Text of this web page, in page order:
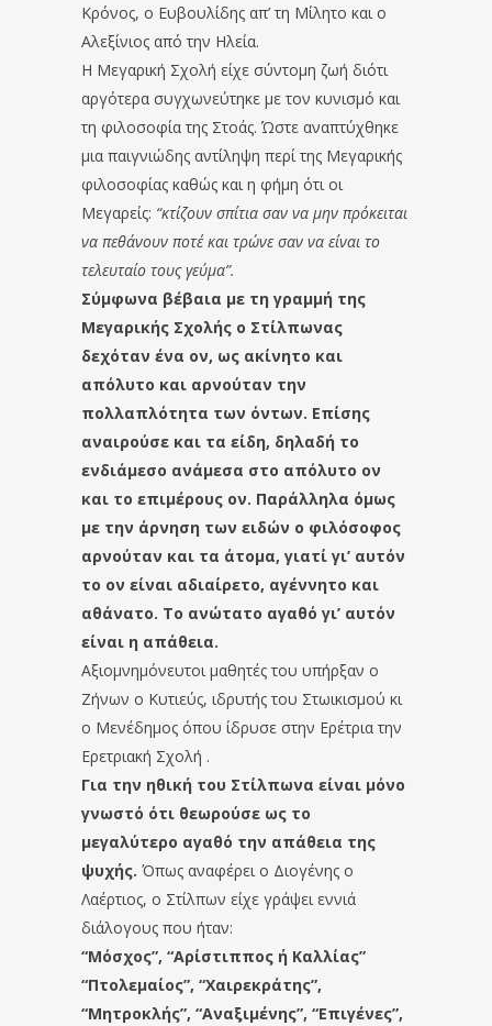
Κρόνος, ο Ευβουλίδης απ’ τη Μίλητο και ο
Αλεξίνιος από την Ηλεία.
Η Μεγαρική Σχολή είχε σύντομη ζωή διότι
αργότερα συγχωνεύτηκε με τον κυνισμό και
τη φιλοσοφία της Στοάς. Ώστε αναπτύχθηκε
μια παιγνιώδης αντίληψη περί της Μεγαρικής
φιλοσοφίας καθώς και η φήμη ότι οι
Μεγαρείς: “κτίζουν σπίτια σαν να μην πρόκειται
να πεθάνουν ποτέ και τρώνε σαν να είναι το
τελευταίο τους γεύμα”.
Σύμφωνα βέβαια με τη γραμμή της
Μεγαρικής Σχολής ο Στίλπωνας
δεχόταν ένα ον, ως ακίνητο και
απόλυτο και αρνούταν την
πολλαπλότητα των όντων. Επίσης
αναιρούσε και τα είδη, δηλαδή το
ενδιάμεσο ανάμεσα στο απόλυτο ον
και το επιμέρους ον. Παράλληλα όμως
με την άρνηση των ειδών ο φιλόσοφος
αρνούταν και τα άτομα, γιατί γι’ αυτόν
το ον είναι αδιαίρετο, αγέννητο και
αθάνατο. Το ανώτατο αγαθό γι’ αυτόν
είναι η απάθεια.
Αξιομνημόνευτοι μαθητές του υπήρξαν ο
Ζήνων ο Κυτιεύς, ιδρυτής του Στωικισμού κι
ο Μενέδημος όπου ίδρυσε στην Ερέτρια την
Ερετριακή Σχολή .
Για την ηθική του Στίλπωνα είναι μόνο
γνωστό ότι θεωρούσε ως το
μεγαλύτερο αγαθό την απάθεια της
ψυχής. Όπως αναφέρει ο Διογένης ο
Λαέρτιος, ο Στίλπων είχε γράψει εννιά
διάλογους που ήταν:
“Μόσχος”, “Αρίστιππος ή Καλλίας”
“Πτολεμαίος”, “Χαιρεκράτης”,
“Μητροκλής”, “Αναξιμένης”, “Επιγένες”,